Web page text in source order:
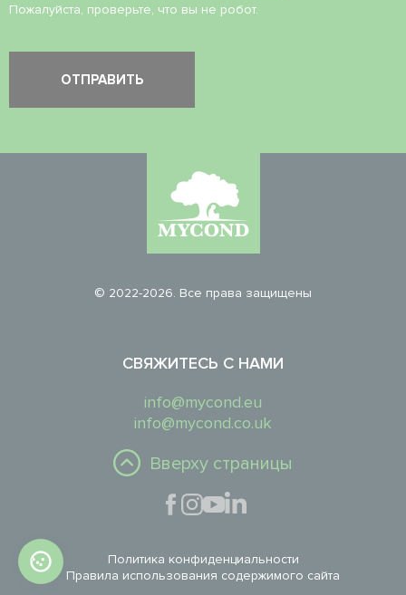
Пожалуйста, проверьте, что вы не робот.
© 2022-2026. Все права защищены
СВЯЖИТЕСЬ С НАМИ
info@mycond.eu
info@mycond.co.uk
Вверху страницы
Политика конфиденциальности
Правила использования содержимого сайта